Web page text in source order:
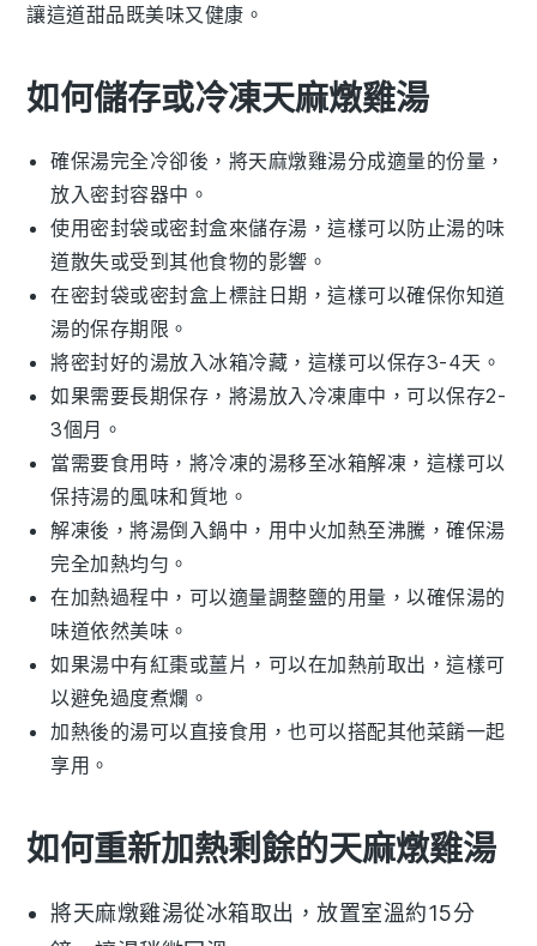
讓這道甜品既美味又健康。
如何儲存或冷凍天麻燉雞湯
確保湯完全冷卻後，將天麻燉雞湯分成適量的份量，
放入密封容器中。
使用密封袋或密封盒來儲存湯，這樣可以防止湯的味
道散失或受到其他食物的影響。
在密封袋或密封盒上標註日期，這樣可以確保你知道
湯的保存期限。
將密封好的湯放入冰箱冷藏，這樣可以保存3-4天。
如果需要長期保存，將湯放入冷凍庫中，可以保存2-
3個月。
當需要食用時，將冷凍的湯移至冰箱解凍，這樣可以
保持湯的風味和質地。
解凍後，將湯倒入鍋中，用中火加熱至沸騰，確保湯
完全加熱均勻。
在加熱過程中，可以適量調整鹽的用量，以確保湯的
味道依然美味。
如果湯中有紅棗或薑片 ，可以在加熱前取出，這樣可
以避免過度煮爛。
加熱後的湯可以直接食用，也可以搭配其他菜餚一起
享用。
如何重新加熱剩餘的天麻燉雞湯
將天麻燉雞湯從冰箱取出，放置室溫約15分